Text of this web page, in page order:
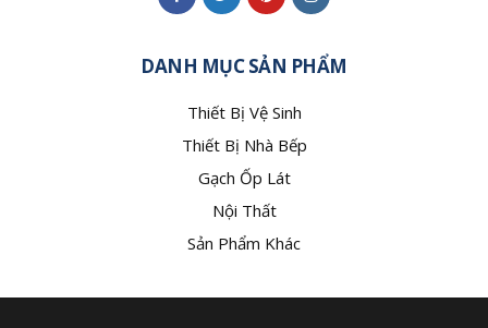
DANH MỤC SẢN PHẨM
Thiết Bị Vệ Sinh
Thiết Bị Nhà Bếp
Gạch Ốp Lát
Nội Thất
Sản Phẩm Khác